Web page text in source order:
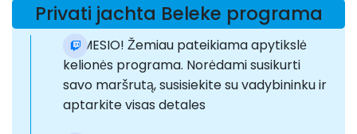
Privati jachta Beleke programa
DĖMESIO! Žemiau pateikiama apytikslė
kelionės programa. Norėdami susikurti
savo maršrutą, susisiekite su vadybininku ir
aptarkite visas detales